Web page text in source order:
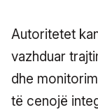
Autoritetet
vazhduar
dhe
të cenojë